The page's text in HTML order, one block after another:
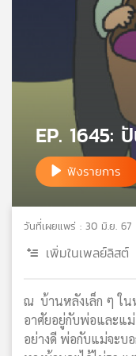
กับ
เครือ
ไทย
แผนที่
วิทยุ
EP. 1645:
ฟังรายการ
วันที่เผยแพร่ : 30 มิ.ย. 67
เพิ่มในเพลย์ลิสต์
ณ บ้านหลังเล็ก ๆ ใ
อาศัยอยู่กับพ่อและแ
อย่างดี พ่อกับแม่จะบ